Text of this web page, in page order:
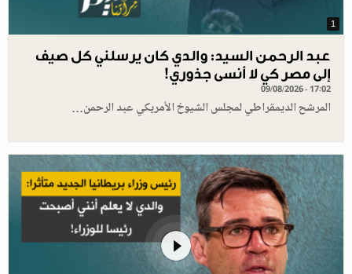
1
عبد الرحمن السيد: والدي كان يرسلني كل صيف
إلى مصر كي لا أنسى جذوري!
09/08/2026 - 17:02
المرشح الديمقراطي لمجلس الشيوخ الأمريكي عبد الرحمن…